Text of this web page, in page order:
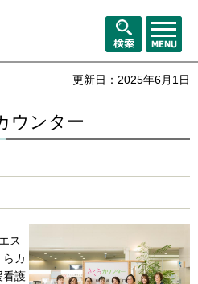
検索
メニュ
ー
更新日：2025年6月1日
ウンター
ス
カ
看護